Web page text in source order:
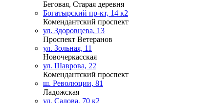
Беговая, Старая деревня
Богатырский пр-кт, 14 к2
Комендантский проспект
ул. Здоровцева, 13
Проспект Ветеранов
ул. Зольная, 11
Новочеркасская
ул. Шаврова, 22
Комендантский проспект
ш. Революции, 81
Ладожская
ул. Салова, 70 к2